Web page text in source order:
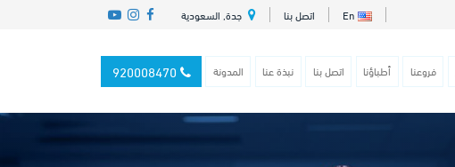
En اتصل بنا جدة, السعودية
فروعنا أطباؤنا اتصل بنا نبذة عنا المدونة